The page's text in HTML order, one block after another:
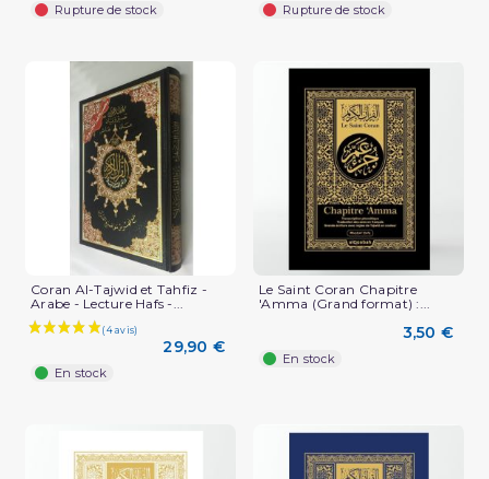
Rupture de stock Rupture de stock
Coran Al-Tajwid et Tahfiz -
Arabe - Lecture Hafs -...
29,90 €
En stock
Le Saint Coran Chapitre
'Amma (Grand format) :...
3,50 €
En stock